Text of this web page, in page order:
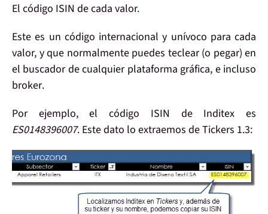
El código ISIN de cada valor.
Este es un código internacional y unívoco para cada
valor, y que normalmentepuedes teclear (o pegar) en
el buscador de cualquier plataforma gráfica, e incluso
broker.
Por ejemplo, el código ISIN de Inditex es
ES0148396007. Este dato lo extraemos de Tickers 1.3: